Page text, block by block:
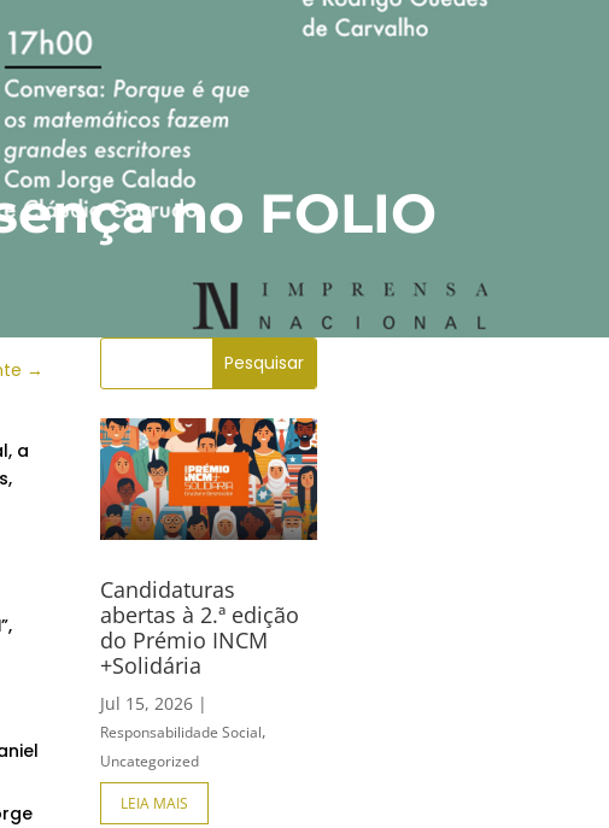
no FOLIO
→
a
”,
Candidaturas
abertas à 2.ª edição
do Prémio INCM
+Solidária
Jul 15, 2026 |
Responsabilidade Social,
Uncategorized
LEIA MAIS